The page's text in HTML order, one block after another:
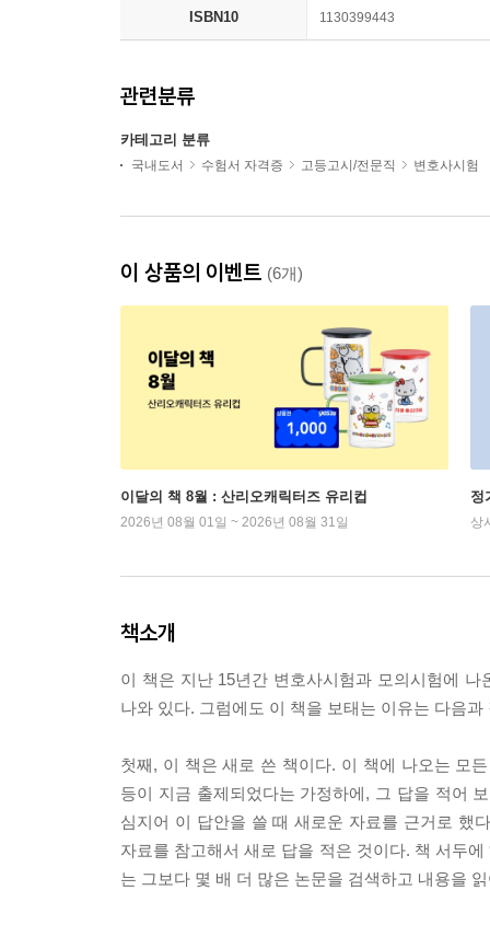
ISBN10 1130399443
관련분류
카테고리 분류
국내도서 수험서 자격증 고등고시/전문직 변호사시험
이 상품의 이벤트 (6개)
이달의 책 8월 : 산리오캐릭터즈 유리컵
2026년 08월 01일 ~ 2026년 08월 31일
정
상
책소개
이 책은 지난 15년간 변호사시험과 모의시험에
나와 있다. 그럼에도 이 책을 보태는 이유는 다음과
첫째, 이 책은 새로 쓴 책이다. 이 책에 나오는 모
등이 지금 출제되었다는 가정하에, 그 답을 적어
심지어 이 답안을 쓸 때 새로운 자료를 근거로 했
자료를 참고해서 새로 답을 적은 것이다. 책 서두
는 그보다 몇 배 더 많은 논문을 검색하고 내용을